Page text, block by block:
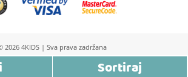
Sortiraj
2026 4KIDS | Sva prava zadržana
Internet prodavnice etikDigital